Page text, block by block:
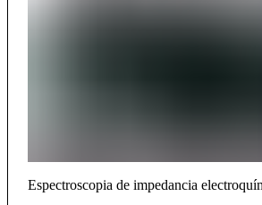
Espectroscopia de impedancia